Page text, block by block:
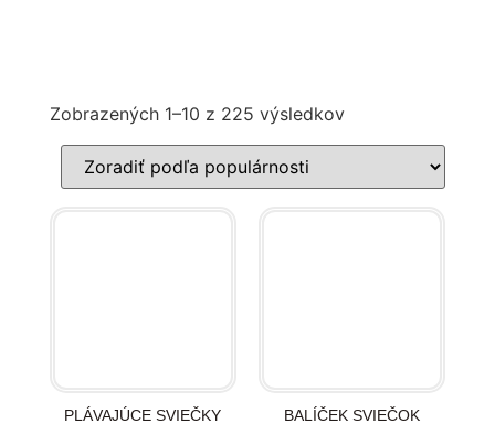
Zobrazených 1–10 z 225 výsledkov
PLÁVAJÚCE SVIEČKY
BALÍČEK SVIEČOK